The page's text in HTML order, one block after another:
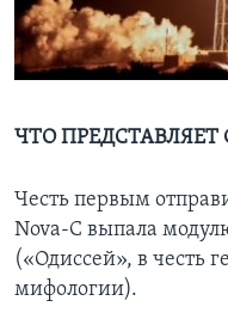
ЧТО ПРЕДСТАВЛЯЕТ
Честь первым
Nova-C выпала
(«Одиссей», в честь
мифологии).